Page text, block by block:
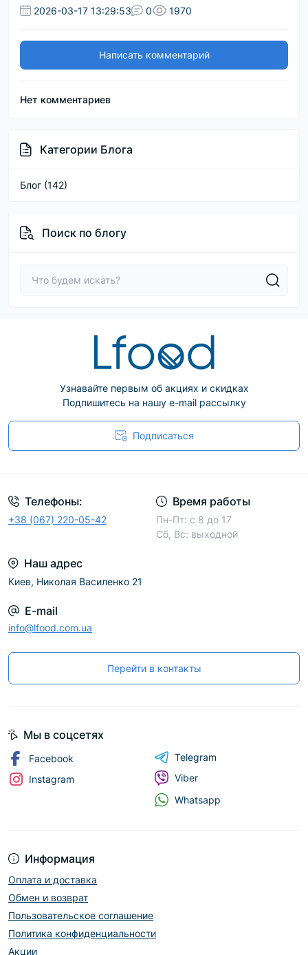
2026-03-17 13:29:53 0 1970
Написать комментарий
Нет комментариев
Категории Блога
Блог (142)
Поиск по блогу
Узнавайте первым об акциях и скидках
Подпишитесь на нашу e-mail рассылку
Подписаться
Телефоны:
+38 (067) 220-05-42
Время работы
Пн-Пт: с 8 до 17
Сб, Вс: выходной
Наш адрес
Киев, Николая Василенко 21
E-mail
info@lfood.com.ua
Перейти в контакты
Информация
Оплата и доставка
Обмен и возврат
Пользовательское соглашение
Политика конфиденциальности
Акции
Мы в соцсетях
Facebook
Instagram
Telegram
Viber
Whatsapp